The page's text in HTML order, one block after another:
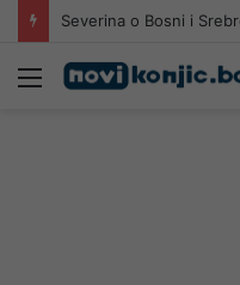
Severina o Bosni i
Meni